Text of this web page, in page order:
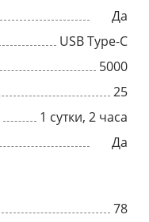
Да
USB Type-C
5000
25
1 сутки, 2 часа
Да
78